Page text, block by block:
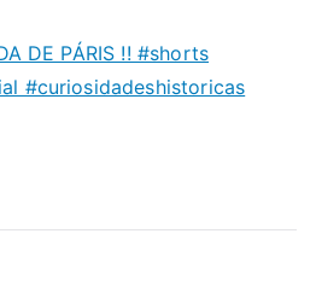
DE PÁRIS !! #shorts
#curiosidadeshistoricas